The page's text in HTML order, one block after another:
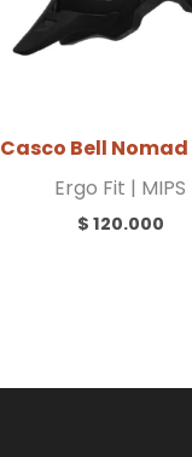
Casco Bell
Ergo Fit | MIPS
$ 120.000